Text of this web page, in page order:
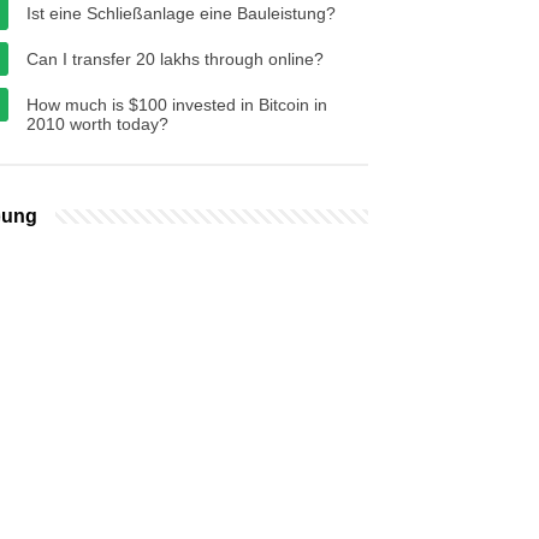
Ist eine Schließanlage eine Bauleistung?
Can I transfer 20 lakhs through online?
How much is $100 invested in Bitcoin in
2010 worth today?